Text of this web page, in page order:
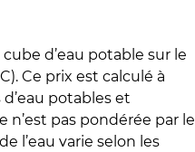
d’eau potable sur le
Ce prix est calculé à
potables et
n’est pas pondérée par le
l’eau varie selon les